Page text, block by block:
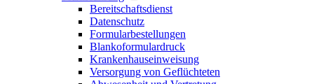
Bereitschaftsdienst
Datenschutz
Formularbestellungen
Blankoformulardruck
Krankenhauseinweisung
Versorgung von Geflüchteten